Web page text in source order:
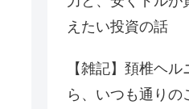
えたい投資の話
【雑記】頚椎ヘ
ら、いつも通りの